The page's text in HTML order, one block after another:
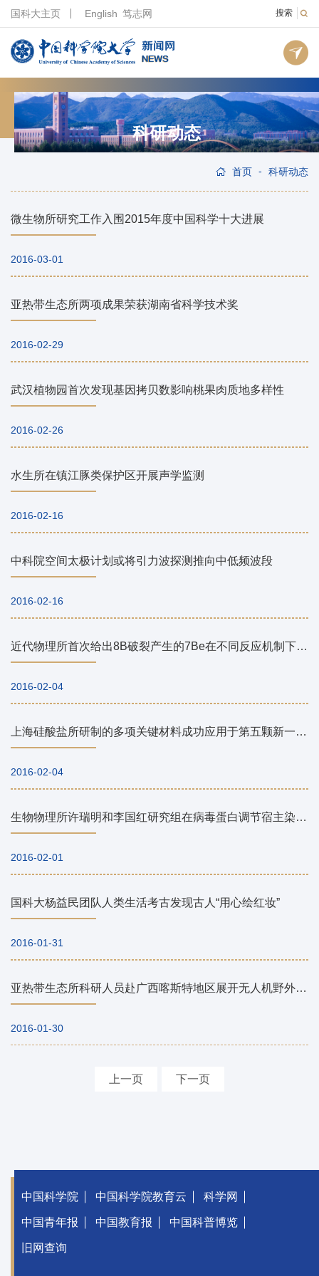
搜索
国科大主页 English 笃志网
科研动态
首页 - 科研动态
微生物所研究工作入围2015年度中国科学十大进展
2016-03-01
亚热带生态所两项成果荣获湖南省科学技术奖
2016-02-29
武汉植物园首次发现基因拷贝数影响桃果肉质地多样性
2016-02-26
水生所在镇江豚类保护区开展声学监测
2016-02-16
中科院空间太极计划或将引力波探测推向中低频波段
2016-02-16
近代物理所首次给出8B破裂产生的7Be在不同反应机制下的径向动量分布
2016-02-04
上海硅酸盐所研制的多项关键材料成功应用于第五颗新一代北斗导航卫星
2016-02-04
生物物理所许瑞明和李国红研究组在病毒蛋白调节宿主染色质高级结构的分子机制研究中取得最新进展
2016-02-01
国科大杨益民团队人类生活考古发现古人“用心绘红妆”
2016-01-31
亚热带生态所科研人员赴广西喀斯特地区展开无人机野外试飞试验
2016-01-30
上一页 下一页
中国科学院 中国科学院教育云 科学网
中国青年报 中国教育报 中国科普博览
旧网查询